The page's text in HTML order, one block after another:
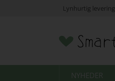
Lynhurtig levering
NYHEDER